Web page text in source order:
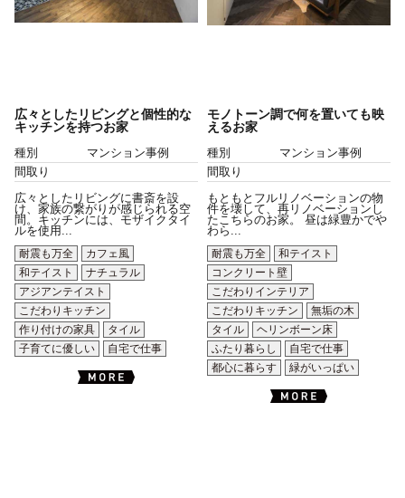
広々としたリビングと個性的な
キッチンを持つお家
種別
マンション事例
間取り
広々としたリビングに書斎を設
け、家族の繋がりが感じられる空
間。キッチンには、モザイクタイ
ルを使用...
耐震も万全
カフェ風
和テイスト
ナチュラル
アジアンテイスト
こだわりキッチン
作り付けの家具
タイル
子育てに優しい
自宅で仕事
モノトーン調で何を置いても映
えるお家
種別
マンション事例
間取り
もともとフルリノベーションの物
件を壊して、再リノベーションし
たこちらのお家。 昼は緑豊かでや
わら...
耐震も万全
和テイスト
コンクリート壁
こだわりインテリア
こだわりキッチン
無垢の木
タイル
ヘリンボーン床
ふたり暮らし
自宅で仕事
都心に暮らす
緑がいっぱい